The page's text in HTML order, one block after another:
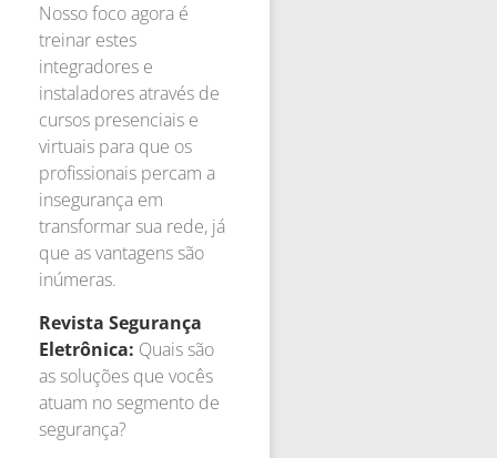
Nosso foco agora é
treinar estes
integradores e
instaladores através de
cursos presenciais e
virtuais para que os
profissionais percam a
insegurança em
transformar sua rede, já
que as vantagens são
inúmeras.
Revista Segurança
Eletrônica: Quais são
as soluções que vocês
atuam no segmento de
segurança?